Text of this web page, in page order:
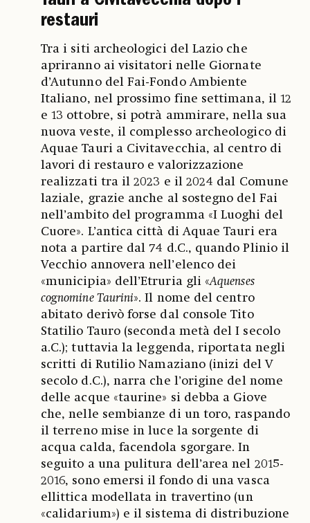
restauri
Tra i siti archeologici del Lazio che
apriranno ai visitatori nelle Giornate
d’Autunno del Fai-Fondo Ambiente
Italiano, nel prossimo fine settimana, il 12
e 13 ottobre, si potrà ammirare, nella sua
nuova veste, il complesso archeologico di
Aquae Tauri a Civitavecchia, al centro di
lavori di restauro e valorizzazione
realizzati tra il 2023 e il 2024 dal Comune
laziale, grazie anche al sostegno del Fai
nell’ambito del programma «I Luoghi del
Cuore». L’antica città di Aquae Tauri era
nota a partire dal 74 d.C., quando Plinio il
Vecchio annovera nell’elenco dei
«municipia» dell’Etruria gli «Aquenses
cognomine Taurini». Il nome del centro
abitato derivò forse dal console Tito
Statilio Tauro (seconda metà del I secolo
a.C.); tuttavia la leggenda, riportata negli
scritti di Rutilio Namaziano (inizi del V
secolo d.C.), narra che l’origine del nome
delle acque «taurine» si debba a Giove
che, nelle sembianze di un toro, raspando
il terreno mise in luce la sorgente di
acqua calda, facendola sgorgare. In
seguito a una pulitura dell’area nel 2015-
2016, sono emersi il fondo di una vasca
ellittica modellata in travertino (un
«calidarium») e il sistema di distribuzione